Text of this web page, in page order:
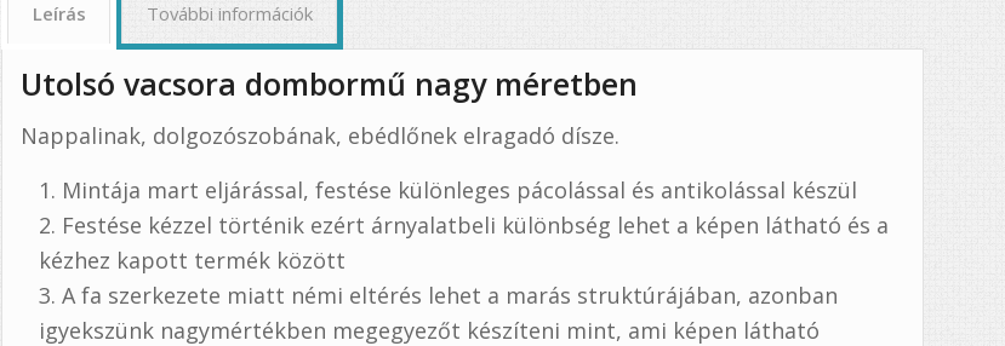
Leírás További információk
Utolsó vacsora dombormű nagy méretben
Nappalinak, dolgozószobának, ebédlőnek elragadó dísze.
Mintája mart eljárással, festése különleges pácolással és antikolással készül
Festése kézzel történik ezért árnyalatbeli különbség lehet a képen látható és a
kézhez kapott termék között
A fa szerkezete miatt némi eltérés lehet a marás struktúrájában, azonban
igyekszünk nagymértékben megegyezőt készíteni mint, ami képen látható